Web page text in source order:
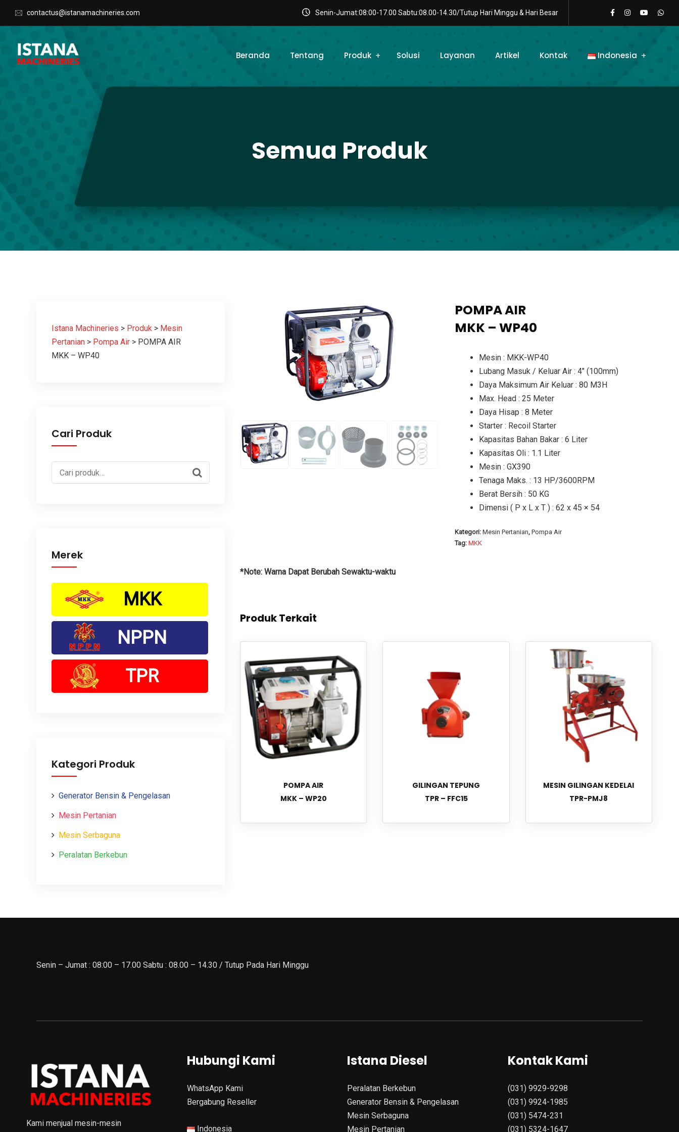
contactus@istanamachineries.com Senin-Jumat:08:00-17.00 Sabtu:08.00-14.30/Tutup Hari Minggu & Hari Besar
Beranda Tentang Produk Solusi Layanan Artikel Kontak Indonesia
Semua Produk
Istana Machineries > Produk > Mesin
Pertanian > Pompa Air > POMPA AIR
MKK – WP40
Cari Produk
Pencarian
untuk:
Merek
MKK
NPPN
TPR
Kategori Produk
Generator Bensin & Pengelasan
Mesin Pertanian
Mesin Serbaguna
Peralatan Berkebun
POMPA AIR
MKK – WP40
Mesin : MKK-WP40
Lubang Masuk / Keluar Air : 4″ (100mm)
Daya Maksimum Air Keluar : 80 M3H
Max. Head : 25 Meter
Daya Hisap : 8 Meter
Starter : Recoil Starter
Kapasitas Bahan Bakar : 6 Liter
Kapasitas Oli : 1.1 Liter
Mesin : GX390
Tenaga Maks. : 13 HP/3600RPM
Berat Bersih : 50 KG
Dimensi ( P x L x T ) : 62 x 45 × 54
Kategori: Mesin Pertanian, Pompa Air
Tag: MKK
*Note: Warna Dapat Berubah Sewaktu-waktu
Produk Terkait
POMPA AIR
MKK – WP20
GILINGAN TEPUNG
TPR – FFC15
MESIN GILINGAN KEDELAI
TPR-PMJ8
Senin – Jumat : 08:00 – 17.00 Sabtu : 08.00 – 14.30 / Tutup Pada Hari Minggu
Kami menjual mesin-mesin
Hubungi Kami
WhatsApp Kami
Bergabung Reseller
Indonesia
Istana Diesel
Peralatan Berkebun
Generator Bensin & Pengelasan
Mesin Serbaguna
Mesin Pertanian
Kontak Kami
(031) 9929-9298
(031) 9924-1985
(031) 5474-231
(031) 5324-1647